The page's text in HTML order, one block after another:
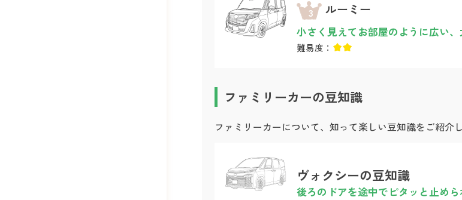
3 ルーミー
小さく見えてお部屋のように広い、
難易度：
ファミリーカーの豆知識
ファミリーカーについて、知って楽しい豆知識をご紹介
ヴォクシーの豆知識
後ろのドアを途中でピタッと止め